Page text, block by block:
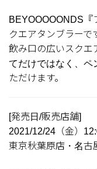
BEYOOOOONDS『
クエアタンブラーで
飲み口の広いスクエ
てだけではなく、ペ
ただけます。
[発売日/販売店舗]
2021/12/24（金）
東京秋葉原店・名古